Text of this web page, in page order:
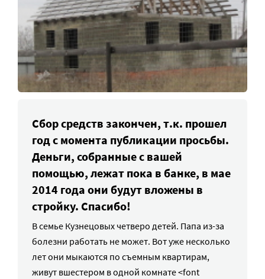
Сбор средств закончен, т.к. прошел
год с момента публикации просьбы.
Деньги, собранные с вашей
помощью, лежат пока в банке, в мае
2014 года они будут вложены в
стройку. Спасибо!
В семье Кузнецовых четверо детей. Папа из-за
болезни работать не может. Вот уже несколько
лет они мыкаются по съемным квартирам,
живут вшестером в одной комнате <font